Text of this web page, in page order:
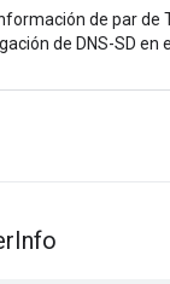
de par de
de DNS-SD en
Info